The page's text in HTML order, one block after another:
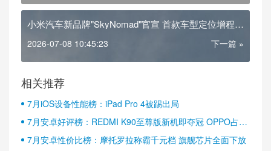
小米汽车新品牌"SkyNomad"官宣 首款车型定位增程
2026-07-08 10:45:23 下一篇 »
相关推荐
7月iOS设备性能榜：iPad Pro 4被踢出局
7月安卓好评榜：REDMI K90至尊版新机即夺冠 OPPO占据
半壁江山
7月安卓性价比榜：摩托罗拉称霸千元档 旗舰芯片全面下放